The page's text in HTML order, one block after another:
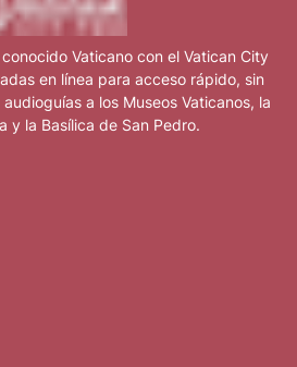
Vaticano con el Vatican City
en línea para acceso rápido, sin
a los Museos Vaticanos, la
y la Basílica de San Pedro.